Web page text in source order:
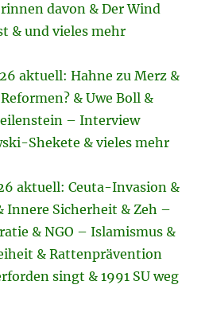
davon & Der Wind
& und vieles mehr
aktuell: Hahne zu Merz &
& Uwe Boll &
– Interview
Shekete & vieles mehr
aktuell: Ceuta-Invasion &
Innere Sicherheit & Zeh –
& NGO – Islamismus &
& Rattenprävention
singt & 1991 SU weg